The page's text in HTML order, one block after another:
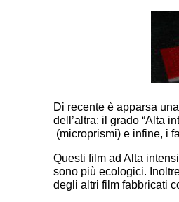
Di recente è apparsa
dell’altra: il grado “Alta
(microprismi) e infine, i
Questi film ad Alta
sono più ecologici.
degli altri film fabbricati